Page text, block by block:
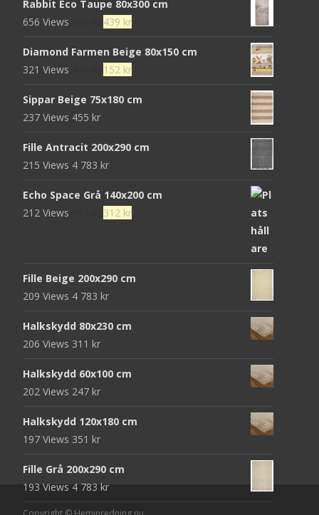
Rabbit Eco Taupe 80x300 cm
656 Views
Det
priset
var:
439 krDet
priset
är:
Diamond Farmen Beige 80x150 cm
321 Views
Det
priset
152 krDet
priset
Sippar Beige 75x180 cm
237 Views 455 kr
Fille Antracit 200x290 cm
215 Views 4 783 kr
Echo Space Grå 140x200 cm
212 Views
Det
952 kr.
312 krDet
312 kr.
Fille Beige 200x290 cm
209 Views 4 783 kr
Halkskydd 80x230 cm
206 Views 311 kr
Halkskydd 60x100 cm
202 Views 247 kr
Halkskydd 120x180 cm
197 Views 351 kr
Fille Grå 200x290 cm
193 Views 4 783 kr